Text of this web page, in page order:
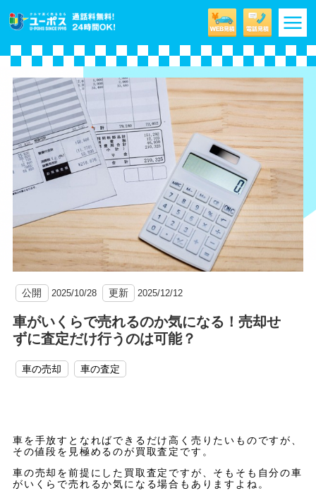
公開 2025/10/28 更新 2025/12/12
車がいくらで売れるのか気になる！売却せ
ずに査定だけ行うのは可能？
車の売却 車の査定
車を手放すとなればできるだけ高く売りたいものですが、
その値段を見極めるのが買取査定です。
車の売却を前提にした買取査定ですが、そもそも自分の車
がいくらで売れるか気になる場合もありますよね。